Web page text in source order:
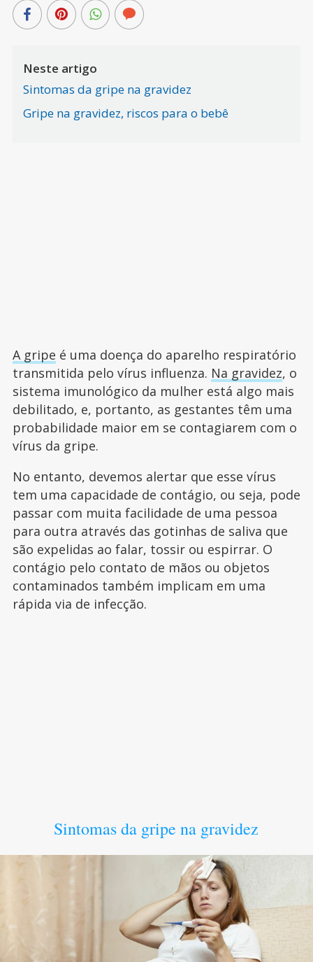
Neste artigo
Sintomas da gripe na gravidez
Gripe na gravidez, riscos para o bebê
A gripe é uma doença do aparelho respiratório
transmitida pelo vírus influenza. Na gravidez, o
sistema imunológico da mulher está algo mais
debilitado, e, portanto, as gestantes têm uma
probabilidade maior em se contagiarem com o
vírus da gripe.
No entanto, devemos alertar que esse vírus
tem uma capacidade de contágio, ou seja, pode
passar com muita facilidade de uma pessoa
para outra através das gotinhas de saliva que
são expelidas ao falar, tossir ou espirrar. O
contágio pelo contato de mãos ou objetos
contaminados também implicam em uma
rápida via de infecção.
Sintomas da gripe na gravidez